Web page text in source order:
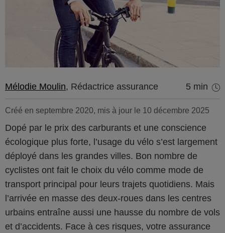
Mélodie Moulin, Rédactrice assurance 5 min
Créé en septembre 2020, mis à jour le 10 décembre 2025
Dopé par le prix des carburants et une conscience
écologique plus forte, l’usage du vélo s’est largement
déployé dans les grandes villes. Bon nombre de
cyclistes ont fait le choix du vélo comme mode de
transport principal pour leurs trajets quotidiens. Mais
l’arrivée en masse des deux-roues dans les centres
urbains entraîne aussi une hausse du nombre de vols
et d’accidents. Face à ces risques, votre assurance